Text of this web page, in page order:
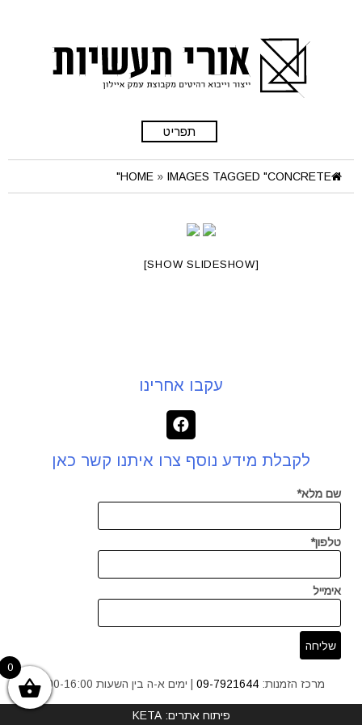
תפריט
HOME » IMAGES TAGGED "CONCRETE"
[SHOW SLIDESHOW]
עקבו אחרינו
לקבלת מידע נוסף צרו איתנו קשר כאן
שם מלא*
טלפון*
אימייל
מרכז הזמנות: 09-7921644 | ימים א-ה בין השעות 9:00-16:00
0
פיתוח אתרים: KETA